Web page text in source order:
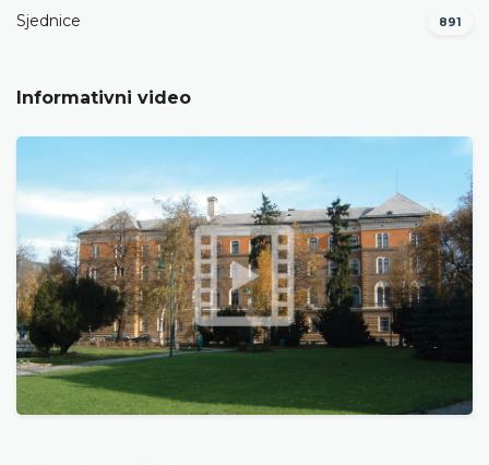
Sjednice 891
Informativni video